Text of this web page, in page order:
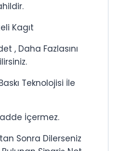
Kagıt
, Daha Fazlasını
Teknolojisi İle
İçermez.
Sonra Dilerseniz